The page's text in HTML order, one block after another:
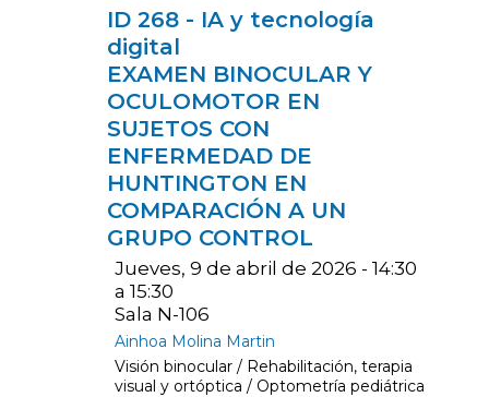
ID 268 - IA y tecnología
digital
EXAMEN BINOCULAR Y
OCULOMOTOR EN
SUJETOS CON
ENFERMEDAD DE
HUNTINGTON EN
COMPARACIÓN A UN
GRUPO CONTROL
Jueves, 9 de abril de 2026 - 14:30
a 15:30
Sala N-106
Ainhoa Molina Martin
Visión binocular / Rehabilitación, terapia
visual y ortóptica / Optometría pediátrica